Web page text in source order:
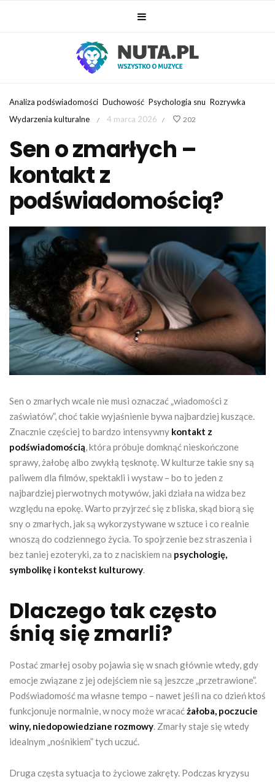
Analiza podświadomości Duchowość Psychologia snu Rozrywka
Wydarzenia kulturalne
/ 4 marca 2026 / 202
Sen o zmarłych –
kontakt z
podświadomością?
Sen o zmarłych wcale nie musi oznaczać „wiadomości z
zaświatów”, choć takie wyjaśnienie bywa najbardziej kuszące.
Znacznie częściej to bardzo intensywny kontakt z
podświadomością , która próbuje domknąć nieskończone
sprawy, żałobę albo zwykłą tęsknotę. W kulturze takie sny są
paliwem dla filmów, spektakli i wystaw – bo to jeden z
najbardziej pierwotnych motywów, jaki działa na widza bez
względu na epokę. Warto przyjrzeć się z bliska, skąd biorą się
sny o zmarłych, jak są wykorzystywane w sztuce i co realnie
wnoszą do codziennego życia. To spojrzenie bez straszenia i
bez taniej ezoteryki, za to z naciskiem na psychologię,
symbolikę i kontekst kulturowy
Dlaczego tak często
śnią się zmarli?
Postać zmarłej osoby pojawia się w snach głównie wtedy, gdy
emocje związane z jej odejściem nie są jeszcze „przetrawione”.
Podświadomość ma własne tempo – nawet jeśli na co dzień ktoś
funkcjonuje normalnie, w nocy może wracaćżałoba, poczucie
winy, niedopowiedziane rozmowy . Zmarły staje się wtedy
idealnym „nośnikiem” tych uczuć.
Druga częsta sytuacja to życiowe zakręty. Podczas kryzysu